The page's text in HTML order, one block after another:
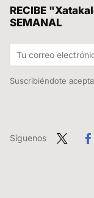
RECIBE
SEMANAL
Suscribiéndote
Síguenos